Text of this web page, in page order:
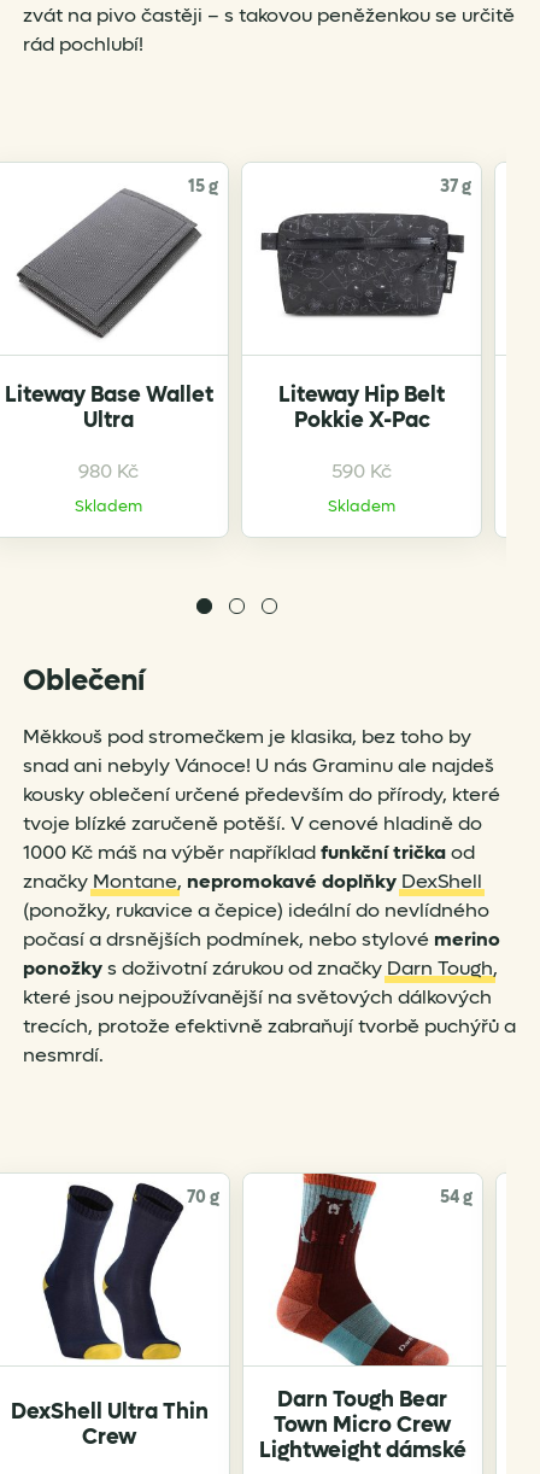
zvát na pivo častěji – s takovou peněženkou se určitě
rád pochlubí!
15 g
Liteway Base Wallet
Ultra
980 Kč
Skladem
37 g
Liteway Hip Belt
Pokkie X-Pac
590 Kč
Skladem
Oblečení
Měkkouš pod stromečkem je klasika, bez toho by
snad ani nebyly Vánoce! U nás Graminu ale najdeš
kousky oblečení určené především do přírody, které
tvoje blízké zaručeně potěší. V cenové hladině do
1000 Kč máš na výběr napříkladfunkční tričkaod
značky Montane, nepromokavé doplňky DexShell
(ponožky, rukavice a čepice) ideální do nevlídného
počasí a drsnějších podmínek, nebo stylové merino
ponožkys doživotní zárukou od značky Darn Tough,
které jsou nejpoužívanější na světových dálkových
trecích, protože efektivně zabraňují tvorbě puchýřů a
nesmrdí.
70 g
DexShell Ultra Thin
Crew
54 g
Darn Tough Bear
Town Micro Crew
Lightweight dámské